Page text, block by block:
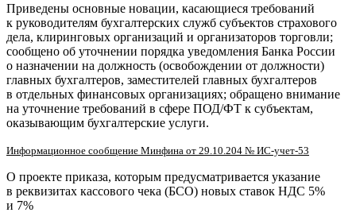
Приведены основные новации, касающиеся требований
к руководителям бухгалтерских служб субъектов страхового
дела, клиринговых организаций и организаторов торговли;
сообщено об уточнении порядка уведомления Банка России
о назначении на должность (освобождении от должности)
главных бухгалтеров, заместителей главных бухгалтеров
в отдельных финансовых организациях; обращено внимание
на уточнение требований в сфере ПОД/ФТ к субъектам,
оказывающим бухгалтерские услуги.
Информационное сообщение Минфина от 29.10.204 № ИС-учет-53
О проекте приказа, которым предусматривается указание
в реквизитах кассового чека (БСО) новых ставок НДС 5%
и 7%